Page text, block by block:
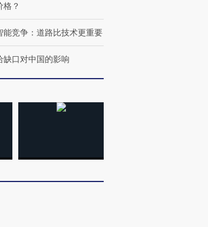
格？
能竞争：道路比技术更重要
缺口对中国的影响